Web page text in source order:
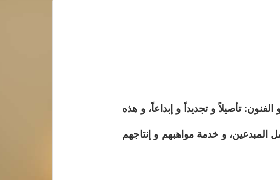
تأصيلاً و تجديداً و إبداعاً، و هذه
المبدعين، و خدمة مواهبهم و إنتاجهم